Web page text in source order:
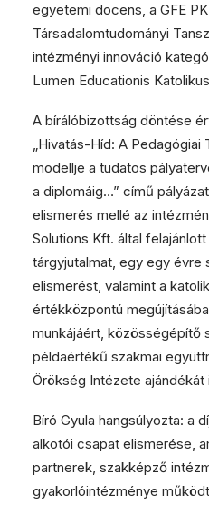
egyetemi docens, a GFE
Társadalomtudományi
intézményi innováció
Lumen Educationis
A bírálóbizottság döntése
„Hivatás-Híd: A Pedagógiai
modellje a tudatos
a diplomáig…” című
elismerés mellé az
Solutions Kft. által
tárgyjutalmat, egy egy évre
elismerést, valamint a
értékközpontú
munkájáért, közösségépítő
példaértékű szakmai
Örökség Intézete ajándékát
Bíró Gyula hangsúlyozta: a
alkotói csapat elismerése,
partnerek, szakképző
gyakorlóintézménye